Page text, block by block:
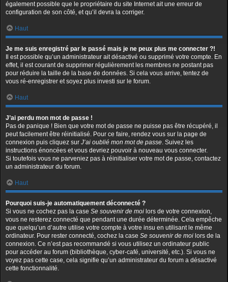
également possible que le propriétaire du site Internet ait une erreur de
configuration de son côté, et qu’il devra la corriger.
Haut
Je me suis enregistré par le passé mais je ne peux plus me connecter ?!
Il est possible qu’un administrateur ait désactivé ou supprimé votre compte. En
effet, il est courant de supprimer régulièrement les membres ne postant pas
pour réduire la taille de la base de données. Si cela vous arrive, tentez de
vous ré-enregistrer et soyez plus investi sur le forum.
Haut
J’ai perdu mon mot de passe !
Pas de panique ! Bien que votre mot de passe ne puisse pas être récupéré, il
peut facilement être réinitialisé. Pour ce faire, rendez vous sur la page de
connexion puis cliquez sur J’ai oublié mon mot de passe. Suivez les
instructions énoncées et vous devriez pouvoir à nouveau vous connecter.
Si toutefois vous ne parveniez pas à réinitialiser votre mot de passe, contactez
un administrateur du forum.
Haut
Pourquoi suis-je automatiquement déconnecté ?
Si vous ne cochez pas la case Se souvenir de moi lors de votre connexion,
vous ne resterez connecté que pendant une durée déterminée. Cela empêche
que quelqu’un d’autre utilise votre compte à votre insu en utilisant le même
ordinateur. Pour rester connecté, cochez la case Se souvenir de moi lors de la
connexion. Ce n’est pas recommandé si vous utilisez un ordinateur public
pour accéder au forum (bibliothèque, cyber-café, université, etc.). Si vous ne
voyez pas cette case, cela signifie qu’un administrateur du forum a désactivé
cette fonctionnalité.